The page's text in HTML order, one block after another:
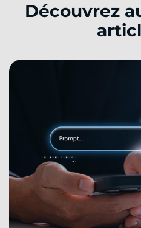
Découvrez